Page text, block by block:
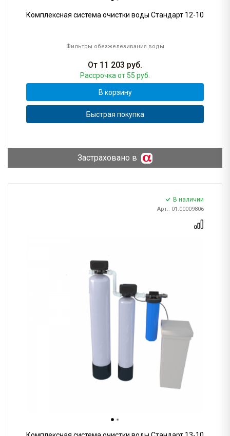
Комплексная система очистки воды Стандарт 12-10
Фильтры обезжелезивания воды
От 11 203 руб.
Рассрочка от 55 руб.
В корзину
Быстрая покупка
Застраховано в
В наличии
Арт.: 01.00009806